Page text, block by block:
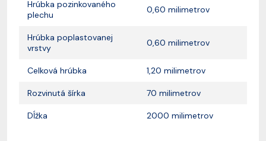
Hrúbka pozinkovaného
plechu
0,60 milimetrov
Hrúbka poplastovanej
vrstvy
0,60 milimetrov
Celková hrúbka 1,20 milimetrov
Rozvinutá šírka 70 milimetrov
Dĺžka 2000 milimetrov